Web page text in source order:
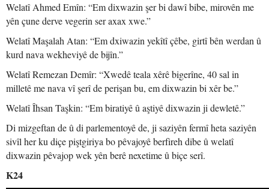
Welatî Ahmed Emîn: “Em dixwazin şer bi dawî bibe, mirovên me
yên çune derve vegerin ser axax xwe.”
Welatî Maşalah Atan: “Em dxiwazin yekîtî çêbe, girtî bên werdan û
kurd nava wekheviyê de bijîn.”
Welatî Remezan Demîr: “Xwedê teala xêrê bigerîne, 40 sal in
milletê me nava vî şerî de perişan bu, em dixwazin bi xêr be.”
Welatî Îhsan Taşkin: “Em biratiyê û aştiyê dixwazin ji dewletê.”
Di mizgeftan de û di parlementoyê de, ji saziyên fermî heta saziyên
sivîl her ku diçe piştgiriya bo pêvajoyê berfireh dibe û welatî
dixwazin pêvajop wek yên berê nexetime û biçe serî.
K24